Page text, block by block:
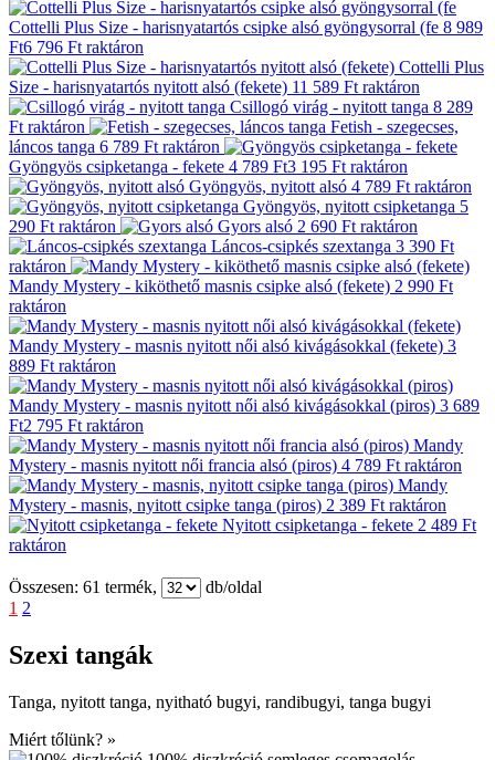
Cottelli Plus Size - harisnyatartós csipke alsó gyöngysorral (fe 8 989
Ft6 796 Ft raktáron
Cottelli Plus
Size - harisnyatartós nyitott alsó (fekete) 11 589 Ft raktáron
Csillogó virág - nyitott tanga 8 289
Ft raktáron
Fetish - szegecses,
láncos tanga 6 789 Ft raktáron
Gyöngyös csipketanga - fekete 4 789 Ft3 195 Ft raktáron
Gyöngyös, nyitott alsó 4 789 Ft raktáron
Gyöngyös, nyitott csipketanga 5
290 Ft raktáron Gyors alsó 2 690 Ft raktáron
Láncos-csipkés szextanga 3 390 Ft
raktáron
Mandy Mystery - kiköthető masnis csipke alsó (fekete) 2 990 Ft
raktáron
Mandy Mystery - masnis nyitott női alsó kivágásokkal (fekete) 3
889 Ft raktáron
Mandy Mystery - masnis nyitott női alsó kivágásokkal (piros) 3 689
Ft2 795 Ft raktáron
Mandy
Mystery - masnis nyitott női francia alsó (piros) 4 789 Ft raktáron
Mandy
Mystery - masnis, nyitott csipke tanga (piros) 2 389 Ft raktáron
Nyitott csipketanga - fekete 2 489 Ft
raktáron
Összesen: 61 termék,
db/oldal
1 2
Szexi tangák
Tanga, nyitott tanga, nyitható bugyi, randibugyi, tanga bugyi
Miért tőlünk? »